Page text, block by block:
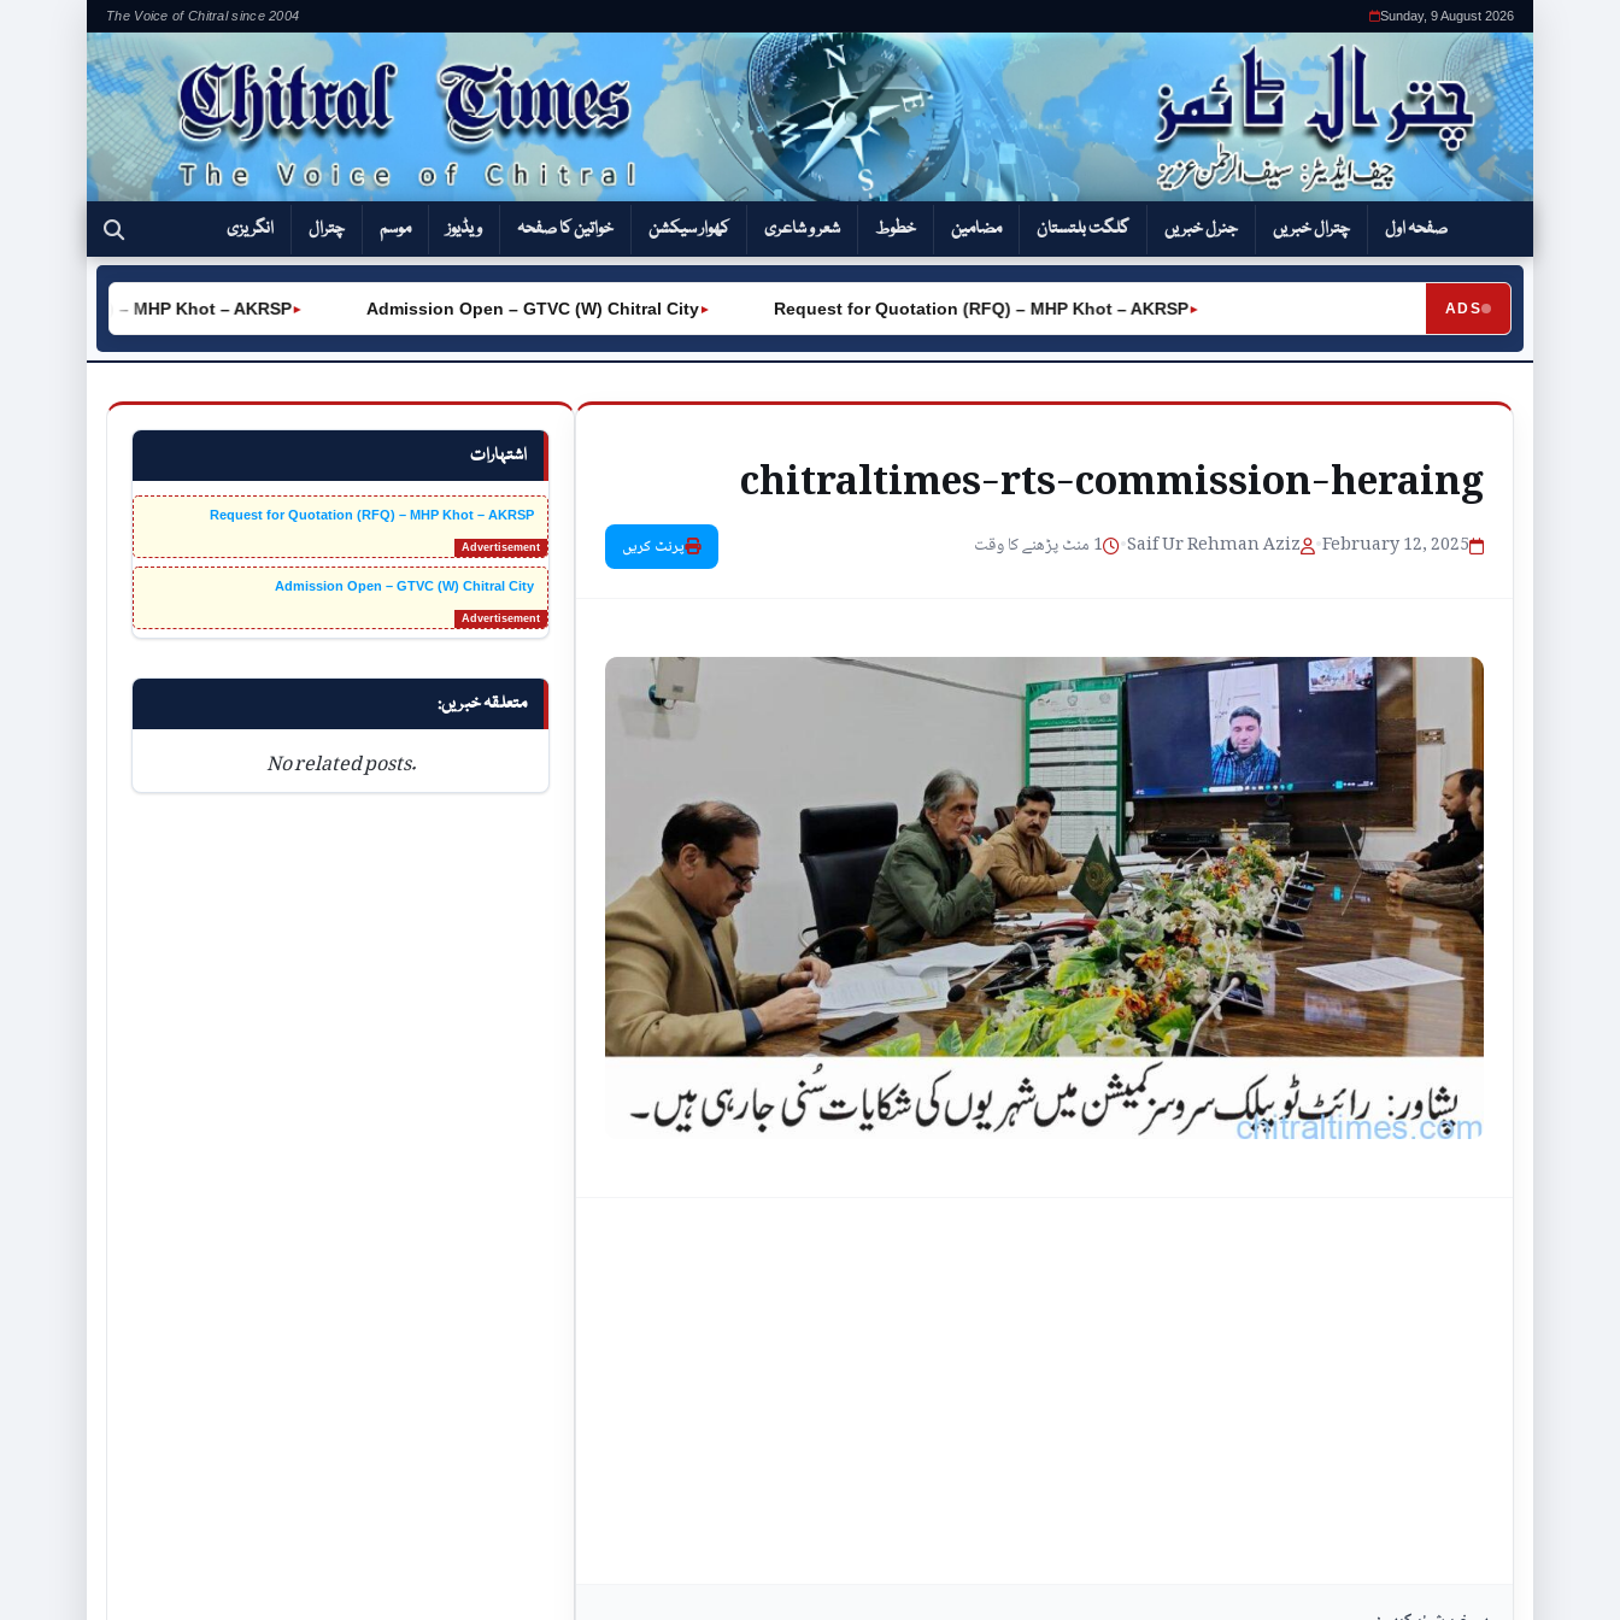
The Voice of Chitral since 2004 Sunday, 9 August 2026
صفحہ اول چترال خبریں جنرل خبریں گلگت بلتستان مضامین خطوط شعر و شاعری کھوار سیکشن‎ خواتین کا صفحہ ویڈیوز موسم چترال انگریزی
ADS
►
(RFQ) – MHP Khot – AKRSP ►
Request for Quotation (RFQ) – MHP Khot – AKRSP
►
Admission Open – GTVC (W) Chitral City
اشتہارات
Request for Quotation (RFQ) – MHP Khot – AKRSP
Admission Open – GTVC (W) Chitral City
متعلقہ خبریں:
No related posts.
chitraltimes-rts-commission-heraing
February 12, 2025
•
Saif Ur Rehman Aziz
• 1 منٹ پڑھنے کا وقت پرنٹ کریں